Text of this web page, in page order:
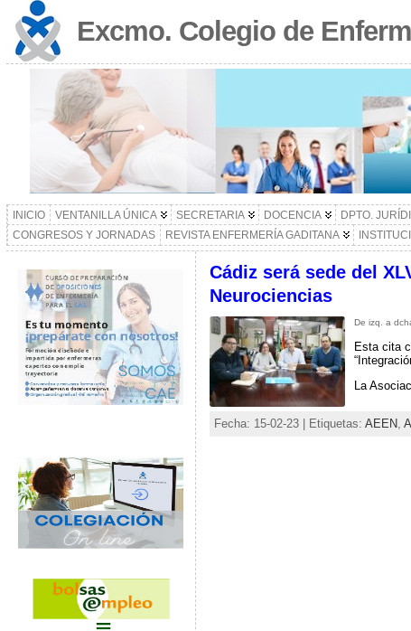
Excmo. Colegio de
INICIO VENTANILLA ÚNICA SECRETARIA DOCENCIA DPTO.
CONGRESOS Y JORNADAS
REVISTA ENFERMERÍA GADITANA
Cádiz será sede del
Neurociencias
De izq. a
Esta cita
La
Fecha: 15-02-23 | Etiquetas: AEEN,